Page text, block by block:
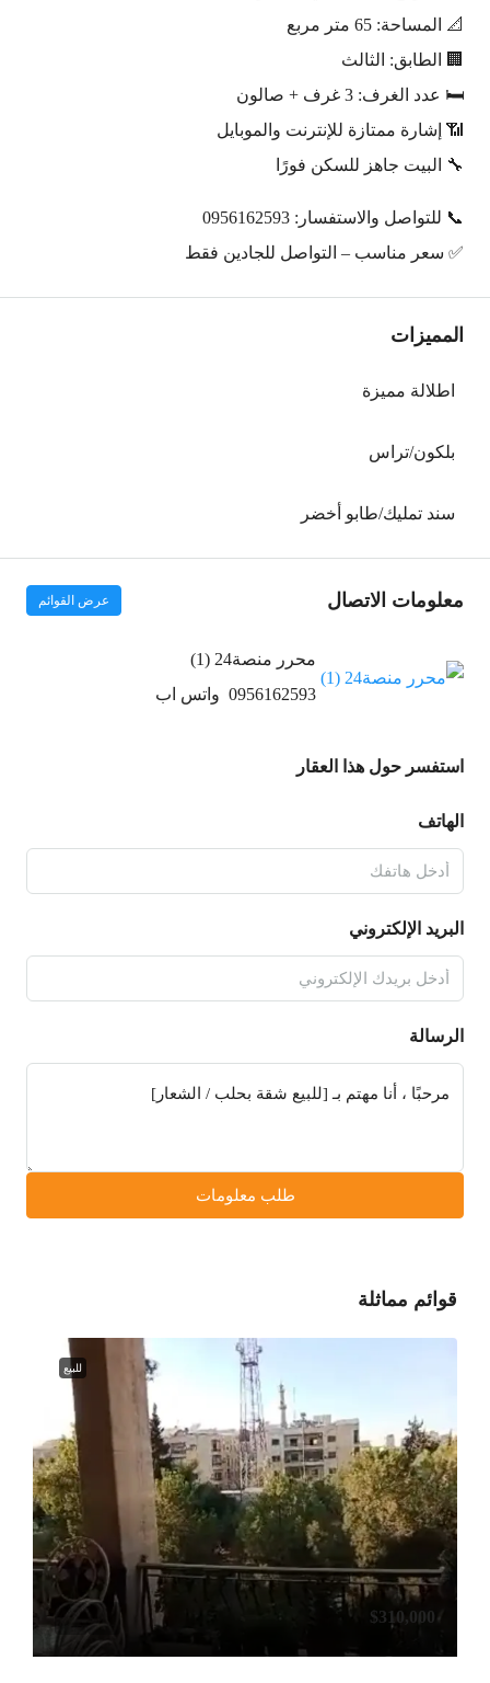
📐 المساحة: 65 متر مربع
🏢 الطابق: الثالث
🛏️ عدد الغرف: 3 غرف + صالون
📶 إشارة ممتازة للإنترنت والموبايل
🔧 البيت جاهز للسكن فورًا
📞 للتواصل والاستفسار: 0956162593
✅ سعر مناسب – التواصل للجادين فقط
المميزات
اطلالة مميزة
بلكون/تراس
سند تمليك/طابو أخضر
معلومات الاتصال عرض القوائم
محرر منصة24 (1)
0956162593 واتس اب
استفسر حول هذا العقار
الهاتف
البريد الإلكتروني
الرسالة
طلب معلومات
قوائم مماثلة
للبيع
$310,000